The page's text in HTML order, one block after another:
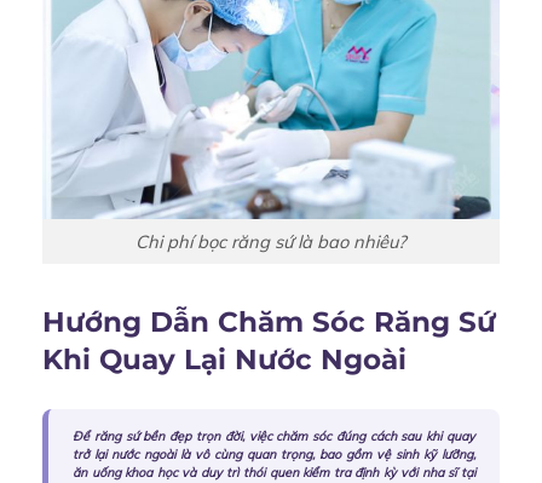
Chi phí bọc răng sứ là bao nhiêu?
Hướng Dẫn Chăm Sóc Răng Sứ
Khi Quay Lại Nước Ngoài
Để răng sứ bền đẹp trọn đời, việc chăm sóc đúng cách sau khi quay
trở lại nước ngoài là vô cùng quan trọng, bao gồm vệ sinh kỹ lưỡng,
ăn uống khoa học và duy trì thói quen kiểm tra định kỳ với nha sĩ tại